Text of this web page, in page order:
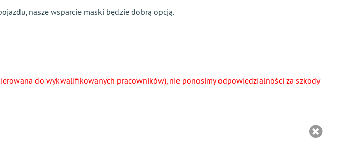
nasze wsparcie maski będzie dobrą opcją.
do wykwalifikowanych pracowników), nie ponosimy odpowiedzialności za szkody